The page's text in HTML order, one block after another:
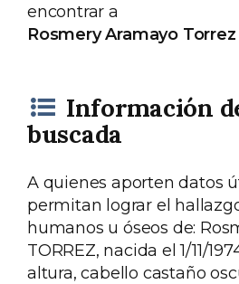
encontrar a
Rosmery Aramayo Torrez
Información
buscada
A quienes aporten datos
permitan lograr el
humanos u óseos de:
TORREZ, nacida el 1/11/
altura, cabello castaño